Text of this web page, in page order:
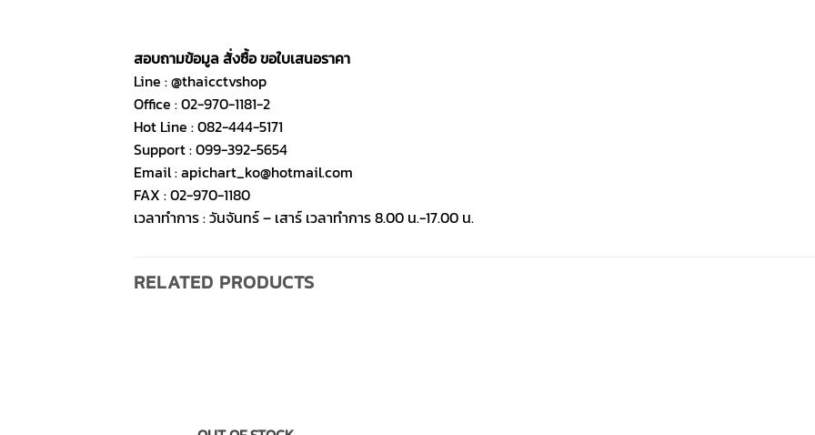
สอบถามข้อมูล สั่งซื้อ ขอใบเสนอราคา
Line : @thaicctvshop
Office : 02-970-1181-2
Hot Line : 082-444-5171
Support : 099-392-5654
Email : apichart_ko@hotmail.com
FAX : 02-970-1180
เวลาทำการ : วันจันทร์ – เสาร์ เวลาทำการ 8.00 น.-17.00 น.
RELATED PRODUCTS